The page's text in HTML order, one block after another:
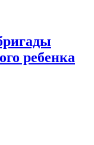
ребенка